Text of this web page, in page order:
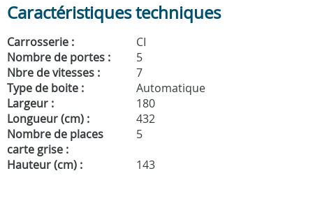
Caractéristiques techniques
Carrosserie :
CI
Nombre de portes :
5
Nbre de vitesses :
7
Type de boite :
Automatique
Largeur :
180
Longueur (cm) :
432
Nombre de places
carte grise :
5
Hauteur (cm) :
143